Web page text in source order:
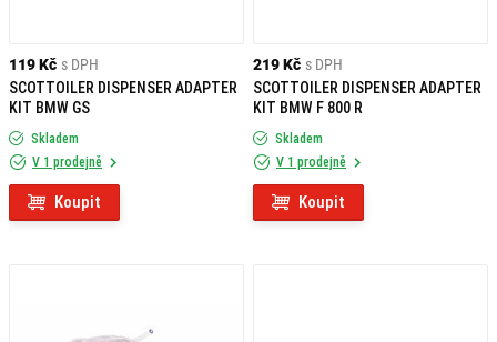
119 Kč s DPH
SCOTTOILER DISPENSER ADAPTER
KIT BMW GS
Skladem
V 1 prodejně
Koupit
219 Kč s DPH
SCOTTOILER DISPENSER ADAPTER
KIT BMW F 800 R
Skladem
V 1 prodejně
Koupit